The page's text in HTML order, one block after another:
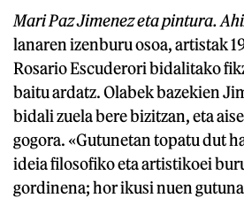
Mari Paz Jimenez eta pintura.
lanaren izenburu osoa, artistak
Rosario Escuderori bidalitako
baitu ardatz. Olabek bazekien
bidali zuela bere bizitzan, eta
gogora. «Gutunetan topatu dut
ideia filosofiko eta artistikoei
gordinena; hor ikusi nuen